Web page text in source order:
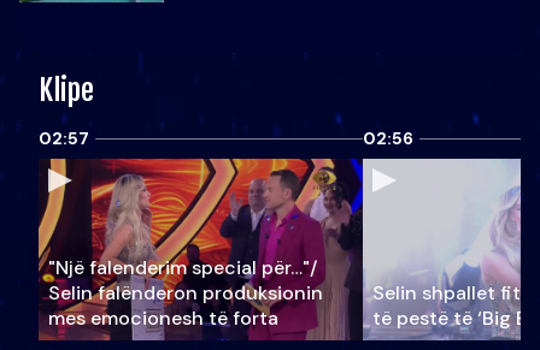
Klipe
02:57
"Një falenderim special për…"/
Selin falënderon produksionin
mes emocionesh të forta
02:56
Selin shpallet
të pestë të ‘Big